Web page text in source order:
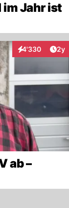
im Jahr ist
4'330
Interaktionen2y
ab –